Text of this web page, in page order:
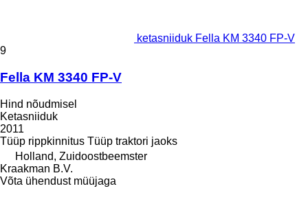
ketasniiduk Fella KM 3340 FP-V
9
Fella KM 3340 FP-V
Hind nõudmisel
Ketasniiduk
2011
Tüüp rippkinnitus Tüüp traktori jaoks
Holland, Zuidoostbeemster
Kraakman B.V.
Võta ühendust müüjaga